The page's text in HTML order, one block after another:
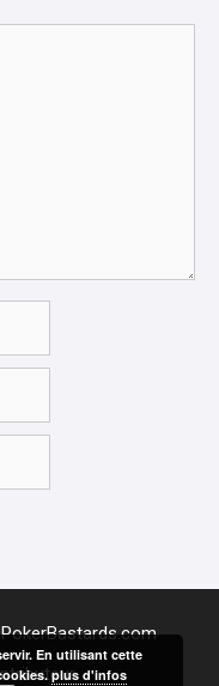
En utilisant cette
plus d'infos